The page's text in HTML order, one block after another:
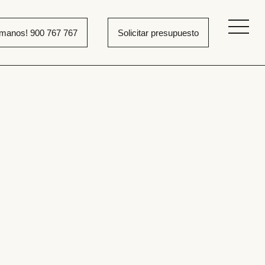
900 767 767 Solicitar presupuesto